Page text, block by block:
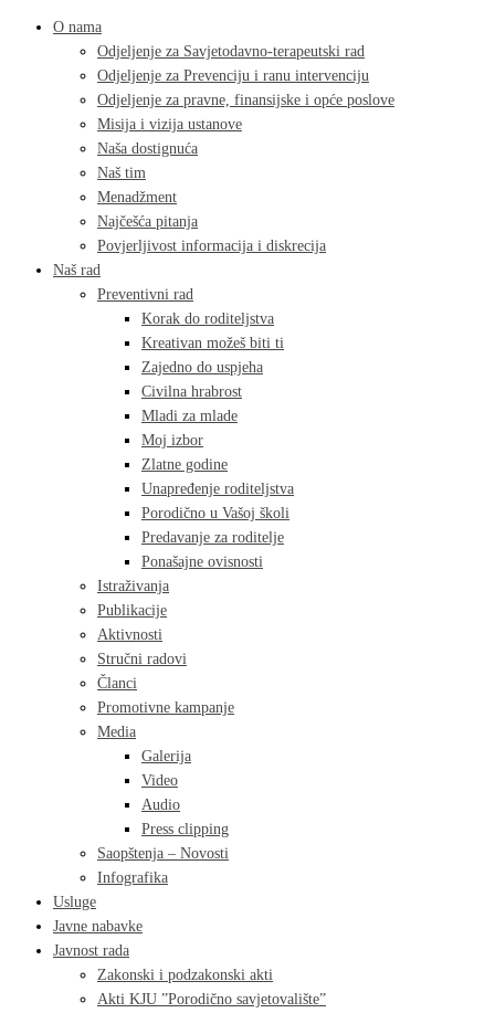
O nama
Odjeljenje za Savjetodavno-terapeutski rad
Odjeljenje za Prevenciju i ranu intervenciju
Odjeljenje za pravne, finansijske i opće poslove
Misija i vizija ustanove
Naša dostignuća
Naš tim
Menadžment
Najčešća pitanja
Povjerljivost informacija i diskrecija
Naš rad
Preventivni rad
Korak do roditeljstva
Kreativan možeš biti ti
Zajedno do uspjeha
Civilna hrabrost
Mladi za mlade
Moj izbor
Zlatne godine
Unapređenje roditeljstva
Porodično u Vašoj školi
Predavanje za roditelje
Ponašajne ovisnosti
Istraživanja
Publikacije
Aktivnosti
Stručni radovi
Članci
Promotivne kampanje
Media
Galerija
Video
Audio
Press clipping
Saopštenja – Novosti
Infografika
Usluge
Javne nabavke
Javnost rada
Zakonski i podzakonski akti
Akti KJU ”Porodično savjetovalište”